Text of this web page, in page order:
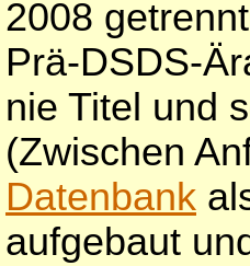
2008
Prä-DSDS-
nie Titel und
(Zwischen
Datenbank
aufgebaut